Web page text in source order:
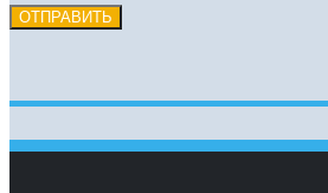
ОТПРАВИТЬ